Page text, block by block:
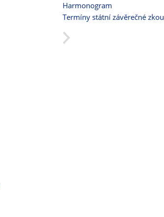
Harmonogram
Termíny státní závěrečné